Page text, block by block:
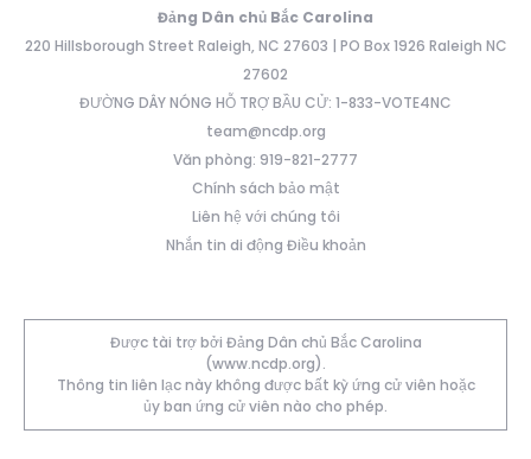
Đảng Dân chủ Bắc Carolina
220 Hillsborough Street Raleigh, NC 27603 | PO Box 1926 Raleigh NC
27602
ĐƯỜNG DÂY NÓNG HỖ TRỢ BẦU CỬ: 1-833-VOTE4NC
team@ncdp.org
Văn phòng: 919-821-2777
Chính sách bảo mật
Liên hệ với chúng tôi
Nhắn tin di động Điều khoản
Được tài trợ bởi Đảng Dân chủ Bắc Carolina
(www.ncdp.org).
Thông tin liên lạc này không được bất kỳ ứng cử viên hoặc
ủy ban ứng cử viên nào cho phép.